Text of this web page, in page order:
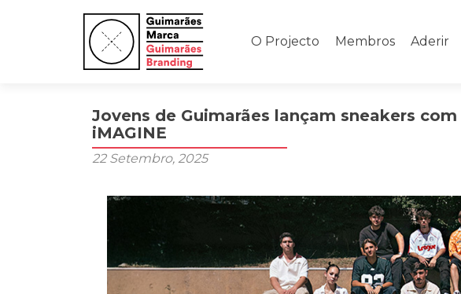
o
O Projecto Membros Aderir
Jovens de Guimarães lançam sneakers
iMAGINE
22 Setembro, 2025